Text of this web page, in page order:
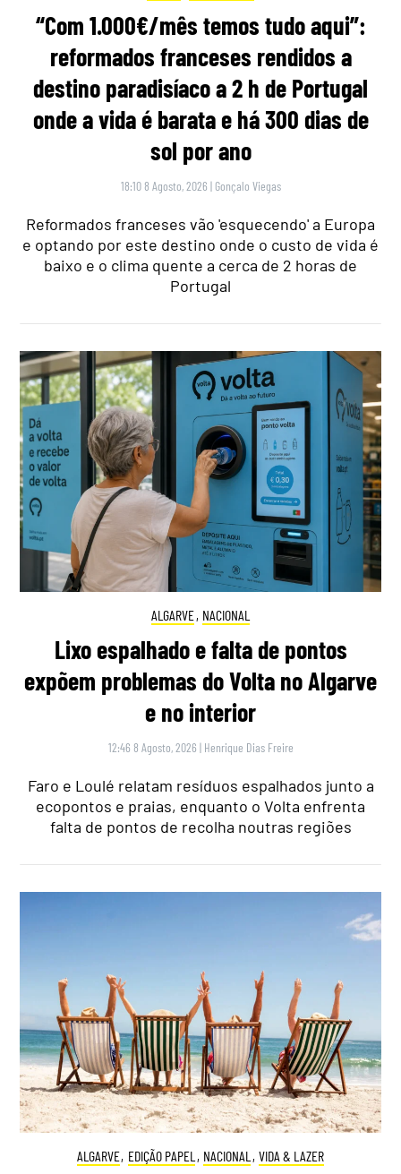
“Com 1.000€/mês temos tudo aqui”:
reformados franceses rendidos a
destino paradisíaco a 2 h de Portugal
onde a vida é barata e há 300 dias de
sol por ano
18:10 8 Agosto, 2026 | Gonçalo Viegas
Reformados franceses vão 'esquecendo' a Europa
e optando por este destino onde o custo de vida é
baixo e o clima quente a cerca de 2 horas de
Portugal
ALGARVE, NACIONAL
Lixo espalhado e falta de pontos
expõem problemas do Volta no Algarve
e no interior
12:46 8 Agosto, 2026 | Henrique Dias Freire
Faro e Loulé relatam resíduos espalhados junto a
ecopontos e praias, enquanto o Volta enfrenta
falta de pontos de recolha noutras regiões
ALGARVE, EDIÇÃO PAPEL , NACIONAL , VIDA & LAZER